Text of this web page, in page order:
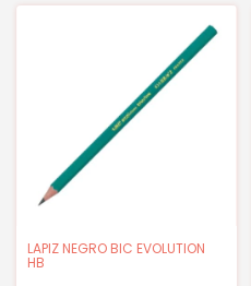
LAPIZ NEGRO BIC EVOLUTION
HB